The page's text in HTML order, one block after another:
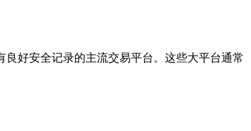
好安全记录的主流交易平台。这些大平台通常